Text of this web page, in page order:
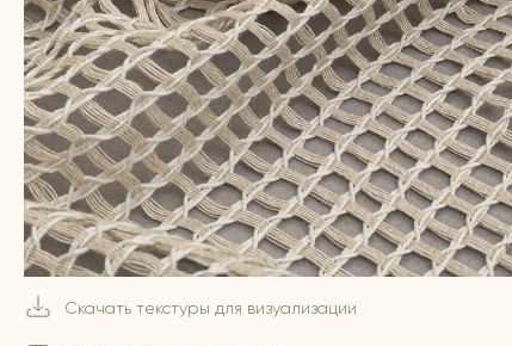
Скачать текстуры для визуализации